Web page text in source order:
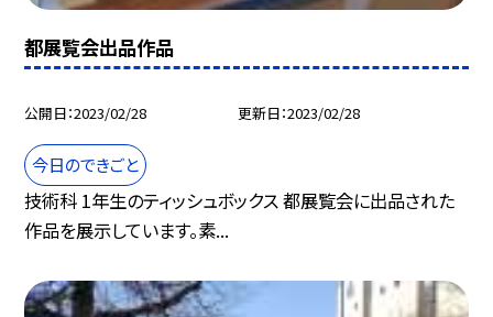
都展覧会出品作品
公開日 2023/02/28 更新日 2023/02/28
今日のできごと
技術科 1年生のティッシュボックス 都展覧会に出品された
作品を展示しています。素...